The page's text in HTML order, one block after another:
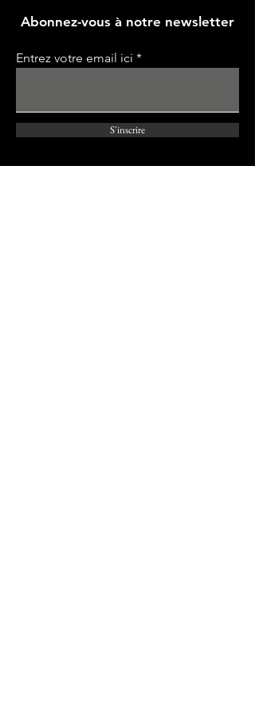
Abonnez-vous à notre newsletter
Entrez votre email ici
S'inscrire